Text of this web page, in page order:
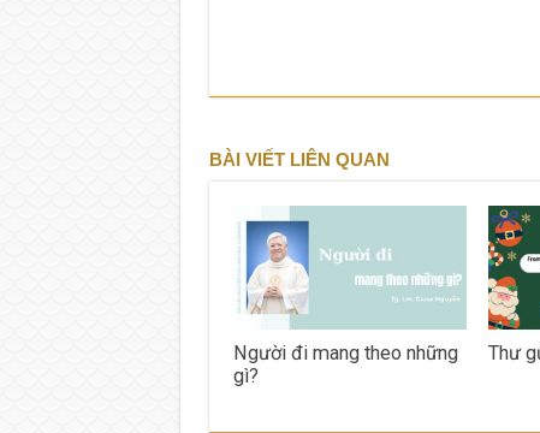
BÀI VIẾT LIÊN QUAN
Người đi mang theo những
gì?
Thư